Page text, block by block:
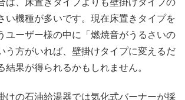
い機種が多いです。現在床置きタイプを
ユーザー様の中に「燃焼音がうるさいの
う方がいれば、壁掛けタイプに変えるだ
結果が得られるかもしれません。
けの石油給湯器では気化式バーナーが採